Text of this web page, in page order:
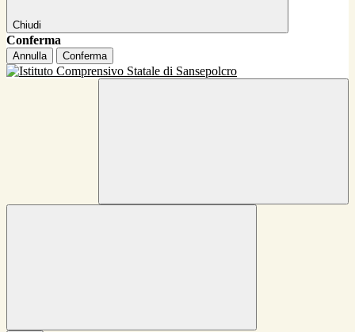
Chiudi
Conferma
Annulla Conferma